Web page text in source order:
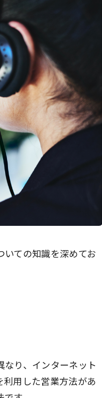
ての知識を深めてお
り、インターネット
用した営業方法があ